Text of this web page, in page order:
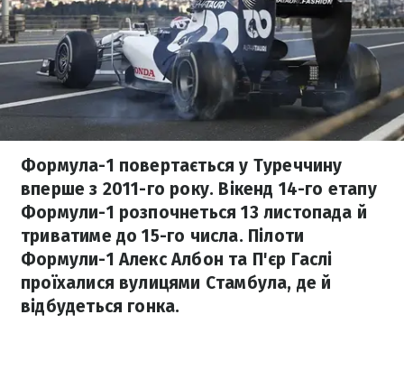
Формула-1 повертається у Туреччину
вперше з 2011-го року. Вікенд 14-го етапу
Формули-1 розпочнеться 13 листопада й
триватиме до 15-го числа. Пілоти
Формули-1 Алекс Албон та П'єр Гаслі
проїхалися вулицями Стамбула, де й
відбудеться гонка.